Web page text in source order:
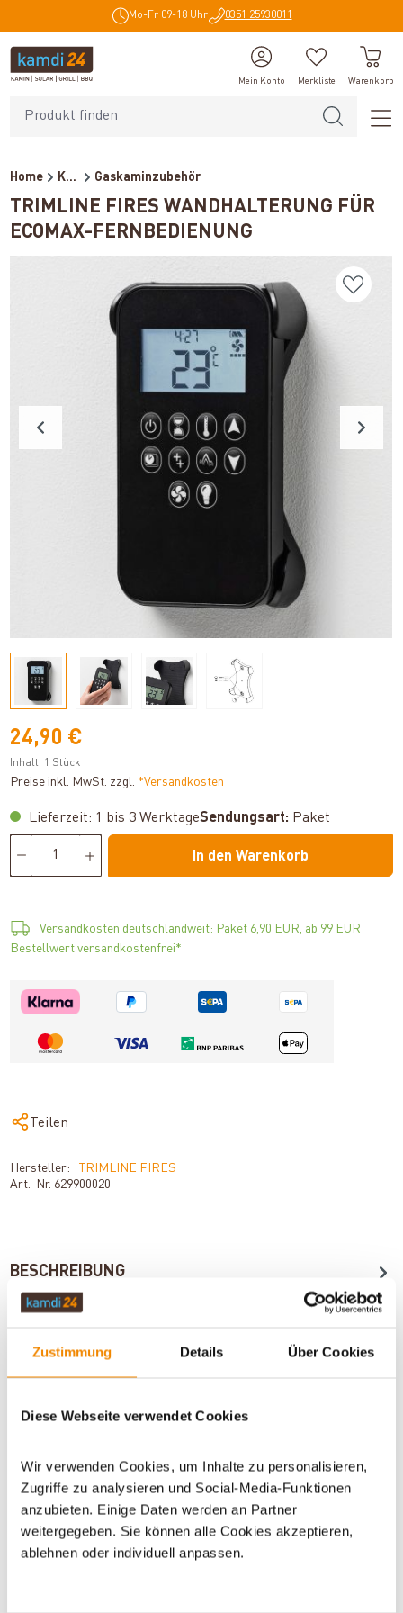
Zustimmung Details Über Cookies
Diese Webseite verwendet Cookies
Wir verwenden Cookies, um Inhalte zu personalisieren,
Zugriffe zu analysieren und Social-Media-Funktionen
anzubieten. Einige Daten werden an Partner
weitergegeben. Sie können alle Cookies akzeptieren,
ablehnen oder individuell anpassen.
Mo-Fr 09-18 Uhr 0351 25930011
Mein Konto Merkliste Warenkorb
Home Kaminzubehör Gaskaminzubehör
TRIMLINE FIRES WANDHALTERUNG FÜR
ECOMAX-FERNBEDIENUNG
24,90 €
Inhalt: 1 Stück
Preise inkl. MwSt. zzgl. *Versandkosten
Lieferzeit: 1 bis 3 WerktageSendungsart: Paket
In den Warenkorb
Versandkosten deutschlandweit: Paket 6,90 EUR, ab 99 EUR
Bestellwert versandkostenfrei*
Teilen
Hersteller:
TRIMLINE FIRES
Art.-Nr. 629900020
BESCHREIBUNG
BEWERTUNGEN (0)
WICHTIGE INFOS
Artikeldatenblatt drucken Frage zum Artikel